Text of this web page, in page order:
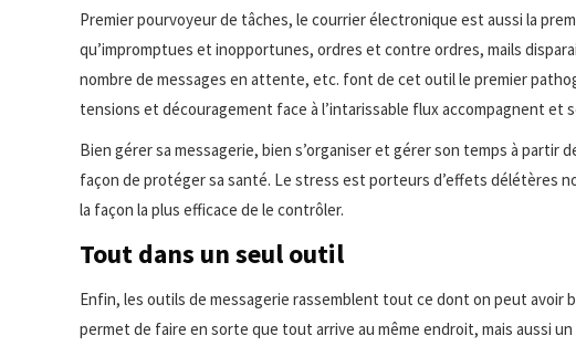
Premier pourvoyeur de tâches, le courrier électronique est aussi la
qu’impromptues et inopportunes, ordres et contre ordres, mails
nombre de messages en attente, etc. font de cet outil le premier
tensions et découragement face à l’intarissable flux accompagnent et
Bien gérer sa messagerie, bien s’organiser et gérer son temps à partir
façon de protéger sa santé. Le stress est porteurs d’effets délétères
la façon la plus efficace de le contrôler.
Tout dans un seul outil
Enfin, les outils de messagerie rassemblent tout ce dont on peut avoir
permet de faire en sorte que tout arrive au même endroit, mais aussi